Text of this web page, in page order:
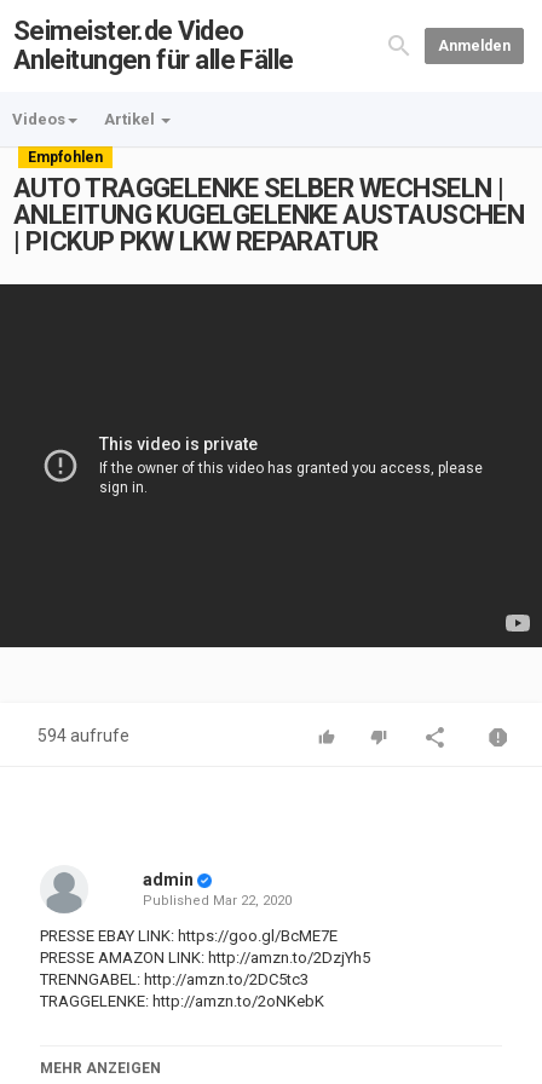
Seimeister.de Video
Anleitungen für alle Fälle
Anmelden
Videos Artikel
Empfohlen
AUTO TRAGGELENKE SELBER WECHSELN |
ANLEITUNG KUGELGELENKE AUSTAUSCHEN
| PICKUP PKW LKW REPARATUR
594 aufrufe
admin
Published Mar 22, 2020
PRESSE EBAY LINK: https://goo.gl/BcME7E
PRESSE AMAZON LINK: http://amzn.to/2DzjYh5
TRENNGABEL: http://amzn.to/2DC5tc3
TRAGGELENKE: http://amzn.to/2oNKebK
In diesem Video zeige ich detailliert, wie ich die oberen und
MEHR ANZEIGEN